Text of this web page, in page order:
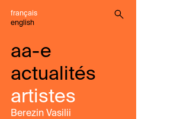
français
english
aa-e
actualités
artistes
Berezin Vasilii